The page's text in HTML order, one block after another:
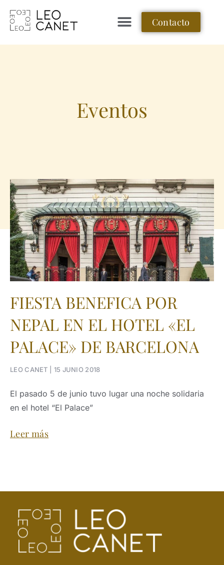
Contacto
Eventos
FIESTA BENEFICA POR
NEPAL EN EL HOTEL «EL
PALACE» DE BARCELONA
LEO CANET 15 JUNIO 2018
El pasado 5 de junio tuvo lugar una noche solidaria
en el hotel “El Palace”
Leer más